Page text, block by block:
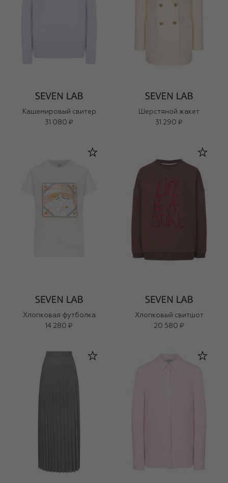
Кашемировый свитер
31 080 ₽
Шерстяной жакет
31 290 ₽
Хлопковая футболка
14 280 ₽
Хлопковый свитшот
20 580 ₽